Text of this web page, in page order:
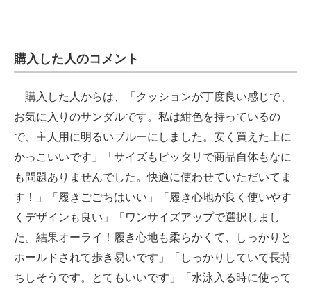
購入した人のコメント
購入した人からは、「クッションが丁度良い感じで、
お気に入りのサンダルです。私は紺色を持っているの
で、主人用に明るいブルーにしました。安く買えた上に
かっこいいです」「サイズもピッタリで商品自体もなに
も問題ありませんでした。快適に使わせていただいてま
す！」「履きごごちはいい」「履き心地が良く使いやす
くデザインも良い」「ワンサイズアップで選択しまし
た。結果オーライ！履き心地も柔らかくて、しっかりと
ホールドされて歩き易いです」「しっかりしていて長持
ちしそうです。とてもいいです」「水泳入る時に使って